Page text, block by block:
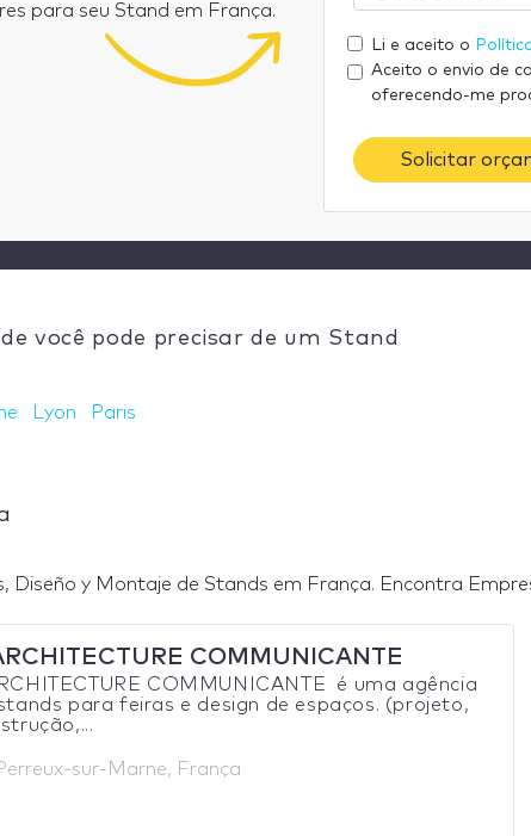
para seu Stand em França.
Li e aceito o
Aceito o envio de
oferecendo-me
Solicitar
você pode precisar de um Stand
Lyon Paris
Diseño y Montaje de Stands em França. Encontra
COMMUNICANTE
COMMUNICANTE é uma agência
para feiras e design de espaços. (projeto,
Perreux-sur-Marne, França